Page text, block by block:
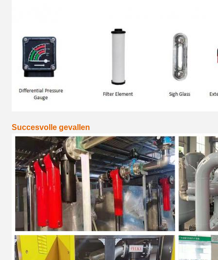
Succesvolle gevallen